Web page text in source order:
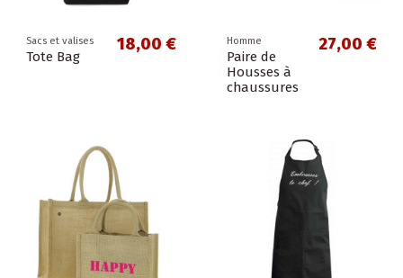
Sacs et valises
Tote Bag
18,00 € Homme
Paire de
Housses à
chaussures
27,00 €